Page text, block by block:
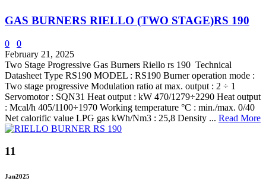
GAS BURNERS RIELLO (TWO STAGE)RS 190
0
0
February 21, 2025
Two Stage Progressive Gas Burners Riello rs 190 Technical
Datasheet Type RS190 MODEL : RS190 Burner operation mode :
Two stage progressive Modulation ratio at max. output : 2 ÷ 1
Servomotor : SQN31 Heat output : kW 470/1279÷2290 Heat output
: Mcal/h 405/1100÷1970 Working temperature °C : min./max. 0/40
Net calorific value LPG gas kWh/Nm3 : 25,8 Density ... Read More
11
Jan2025